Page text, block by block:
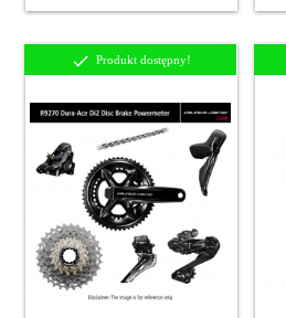
Produkt dostępny!